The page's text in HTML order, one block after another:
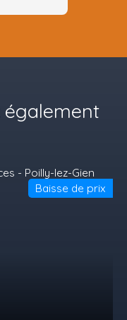
également
Baisse de prix